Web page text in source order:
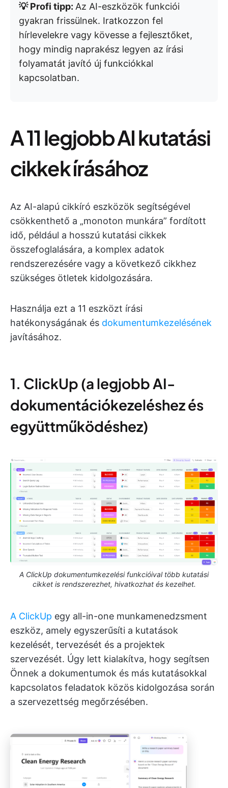
💡 Profi tipp: Az AI-eszközök funkciói
gyakran frissülnek. Iratkozzon fel
hírlevelekre vagy kövesse a fejlesztőket,
hogy mindig naprakész legyen az írási
folyamatát javító új funkciókkal
kapcsolatban.
A 11 legjobb AI kutatási
cikkek írásához
Az AI-alapú cikkíró eszközök segítségével
csökkenthető a „monoton munkára” fordított
idő, például a hosszú kutatási cikkek
összefoglalására, a komplex adatok
rendszerezésére vagy a következő cikkhez
szükséges ötletek kidolgozására.
Használja ezt a 11 eszközt írási
hatékonyságának és dokumentumkezelésének
javításához.
1. ClickUp (a legjobb AI-
dokumentációkezeléshez és
együttműködéshez)
A ClickUp dokumentumkezelési funkcióival több kutatási
cikket is rendszerezhet, hivatkozhat és kezelhet.
A ClickUp egy all-in-one munkamenedzsment
eszköz, amely egyszerűsíti a kutatások
kezelését, tervezését és a projektek
szervezését. Úgy lett kialakítva, hogy segítsen
Önnek a dokumentumok és más kutatásokkal
kapcsolatos feladatok közös kidolgozása során
a szervezettség megőrzésében.